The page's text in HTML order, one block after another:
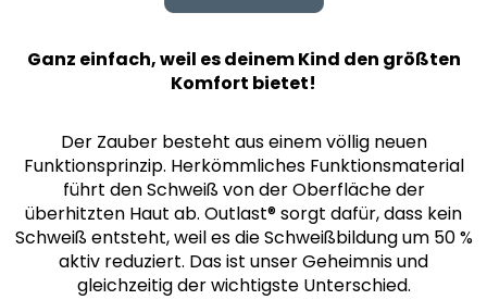
Ganz einfach, weil es deinem Kind den größten
Komfort bietet!
Der Zauber besteht aus einem völlig neuen
Funktionsprinzip. Herkömmliches Funktionsmaterial
führt den Schweiß von der Oberfläche der
überhitzten Haut ab. Outlast® sorgt dafür, dass kein
Schweiß entsteht, weil es die Schweißbildung um 50 %
aktiv reduziert. Das ist unser Geheimnis und
gleichzeitig der wichtigste Unterschied.